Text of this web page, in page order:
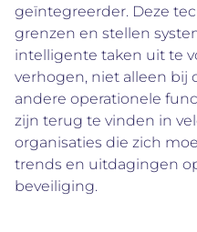
geïntegreerder. Deze
grenzen en stellen
intelligente taken uit te
verhogen, niet alleen bij
andere operationele
zijn terug te vinden in
organisaties die zich
trends en uitdagingen
beveiliging.